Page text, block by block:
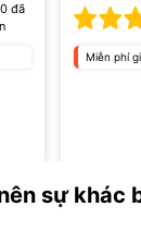
đã
Miễn phí
sự khác